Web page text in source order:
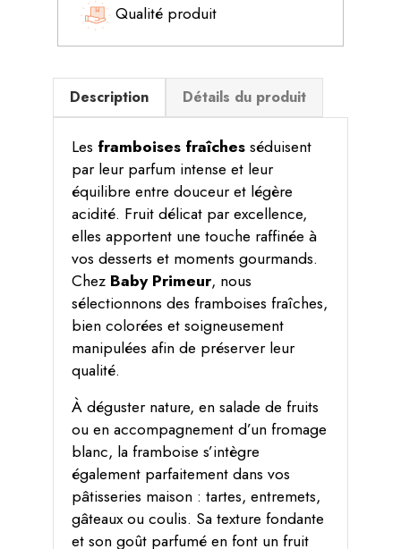
Qualité produit
Description Détails du produit
Les framboises fraîchesséduisent
par leur parfum intense et leur
équilibre entre douceur et légère
acidité. Fruit délicat par excellence,
elles apportent une touche raffinée à
vos desserts et moments gourmands.
Chez Baby Primeur, nous
sélectionnons des framboises fraîches,
bien colorées et soigneusement
manipulées afin de préserver leur
qualité.
À déguster nature, en salade de fruits
ou en accompagnement d’un fromage
blanc, la framboise s’intègre
également parfaitement dans vos
pâtisseries maison : tartes, entremets,
gâteaux ou coulis. Sa texture fondante
et son goût parfumé en font un fruit